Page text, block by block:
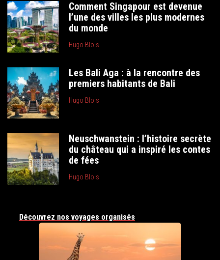
Comment Singapour est devenue
l’une des villes les plus modernes
du monde
Hugo Blois
Les Bali Aga : à la rencontre des
premiers habitants de Bali
Hugo Blois
Neuschwanstein : l’histoire secrète
du château qui a inspiré les contes
de fées
Hugo Blois
Découvrez nos voyages organisés